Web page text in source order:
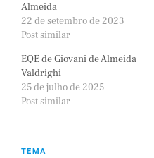
Almeida
22 de setembro de 2023
Post similar
EQE de Giovani de Almeida
Valdrighi
25 de julho de 2025
Post similar
TEMA